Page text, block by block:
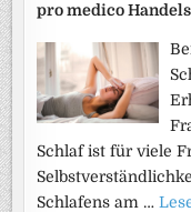
pro medico
Schlaf ist für viele
Schlafens am …